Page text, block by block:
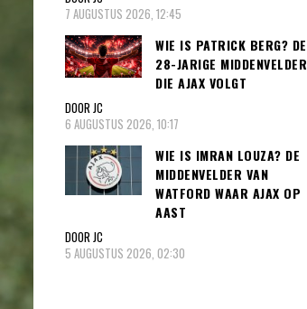
7 AUGUSTUS 2026, 12:45
WIE IS PATRICK BERG? DE
28-JARIGE MIDDENVELDER
DIE AJAX VOLGT
DOOR JC
6 AUGUSTUS 2026, 10:17
WIE IS IMRAN LOUZA? DE
MIDDENVELDER VAN
WATFORD WAAR AJAX OP
AAST
DOOR JC
5 AUGUSTUS 2026, 02:30